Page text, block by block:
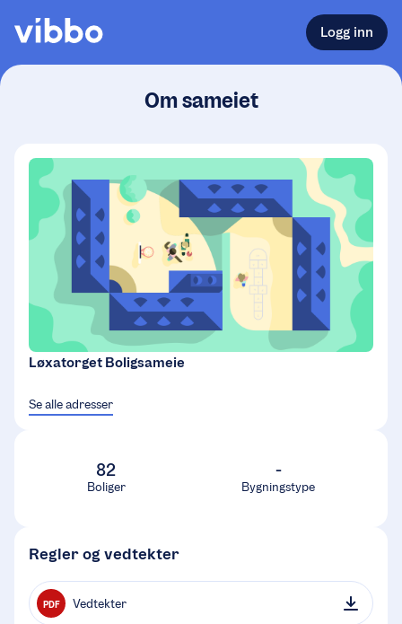
Logg inn
Om sameiet
Løxatorget Boligsameie
Se alle adresser
82
Boliger
-
Bygningstype
Regler og vedtekter
PDF Vedtekter